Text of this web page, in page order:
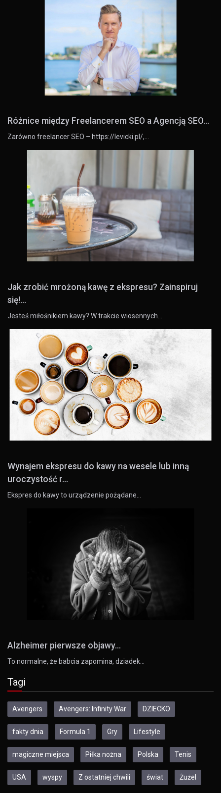
Różnice między Freelancerem SEO a Agencją SEO...
Zarówno freelancer SEO – https://levicki.pl/,…
Jak zrobić mrożoną kawę z ekspresu? Zainspiruj
się!...
Jesteś miłośnikiem kawy? W trakcie wiosennych…
Wynajem ekspresu do kawy na wesele lub inną
uroczystość r...
Ekspres do kawy to urządzenie pożądane…
Alzheimer pierwsze objawy...
To normalne, że babcia zapomina, dziadek…
Tagi
Avengers Avengers: Infinity War DZIECKO
fakty dnia Formula 1 Gry Lifestyle
magiczne miejsca Piłka nożna Polska Tenis
USA wyspy Z ostatniej chwili świat Żużel